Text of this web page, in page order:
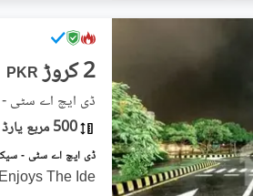
PKR 2 کروڑ
ڈی ایچ اے سٹی - سیکٹر 3, ڈی
500 مربع یارڈ
The Ide